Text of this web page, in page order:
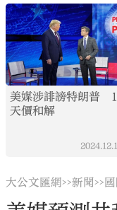
美媒涉誹謗特朗普
天價和解
大公文匯網>>新聞>>